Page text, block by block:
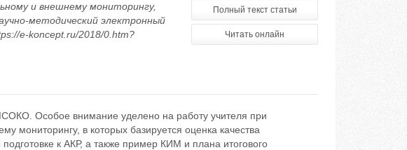
и внешнему мониторингу,
методический электронный
e-koncept.ru/2018/0.htm?
Полный текст статьи
Читать онлайн
Особое внимание уделено на работу учителя при
мониторингу, в которых базируется оценка качества
к АКР, а также пример КИМ и плана итогового